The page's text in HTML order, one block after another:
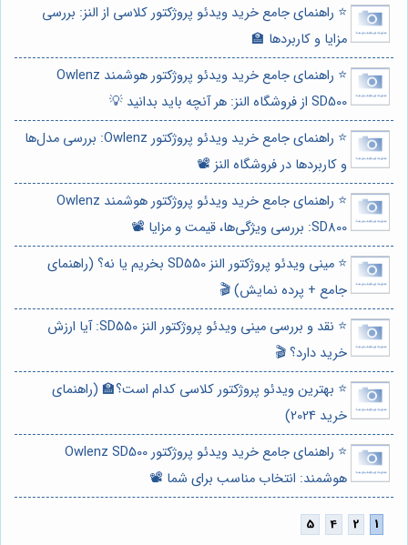
⭐️ راهنمای جامع خرید ویدئو پروژکتور کلاسی از النز: بررسی
مزایا و کاربردها 🏫
⭐️ راهنمای جامع خرید ویدئو پروژکتور هوشمند Owlenz
SD500 از فروشگاه النز: هر آنچه باید بدانید 💡
⭐️ راهنمای جامع خرید ویدئو پروژکتور Owlenz: بررسی مدل‌ها
و کاربردها در فروشگاه النز 📽️
⭐️ راهنمای جامع خرید ویدئو پروژکتور هوشمند Owlenz
SD800: بررسی ویژگی‌ها، قیمت و مزایا 📽️
⭐️ مینی ویدئو پروژکتور النز SD550 بخریم یا نه؟ (راهنمای
جامع + پرده نمایش) 🎬
⭐️ نقد و بررسی مینی ویدئو پروژکتور النز SD550: آیا ارزش
خرید دارد؟ 🎬
⭐️ بهترین ویدئو پروژکتور کلاسی کدام است؟🏫 (راهنمای
خرید 2024)
⭐️ راهنمای جامع خرید ویدئو پروژکتور Owlenz SD500
هوشمند: انتخاب مناسب برای شما 📽️